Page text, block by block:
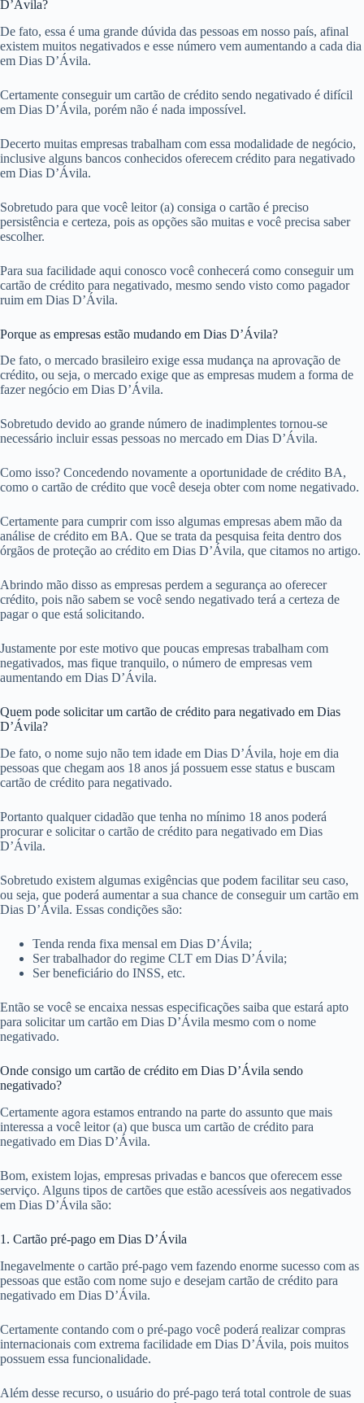
D’Ávila?
De fato, essa é uma grande dúvida das pessoas em nosso país, afinal
existem muitos negativados e esse número vem aumentando a cada dia
em Dias D’Ávila.
Certamente conseguir um cartão de crédito sendo negativado é difícil
em Dias D’Ávila, porém não é nada impossível.
Decerto muitas empresas trabalham com essa modalidade de negócio,
inclusive alguns bancos conhecidos oferecem crédito para negativado
em Dias D’Ávila.
Sobretudo para que você leitor (a) consiga o cartão é preciso
persistência e certeza, pois as opções são muitas e você precisa saber
escolher.
Para sua facilidade aqui conosco você conhecerá como conseguir um
cartão de crédito para negativado, mesmo sendo visto como pagador
ruim em Dias D’Ávila.
Porque as empresas estão mudando em Dias D’Ávila?
De fato, o mercado brasileiro exige essa mudança na aprovação de
crédito, ou seja, o mercado exige que as empresas mudem a forma de
fazer negócio em Dias D’Ávila.
Sobretudo devido ao grande número de inadimplentes tornou-se
necessário incluir essas pessoas no mercado em Dias D’Ávila.
Como isso? Concedendo novamente a oportunidade de crédito BA,
como o cartão de crédito que você deseja obter com nome negativado.
Certamente para cumprir com isso algumas empresas abem mão da
análise de crédito em BA. Que se trata da pesquisa feita dentro dos
órgãos de proteção ao crédito em Dias D’Ávila, que citamos no artigo.
Abrindo mão disso as empresas perdem a segurança ao oferecer
crédito, pois não sabem se você sendo negativado terá a certeza de
pagar o que está solicitando.
Justamente por este motivo que poucas empresas trabalham com
negativados, mas fique tranquilo, o número de empresas vem
aumentando em Dias D’Ávila.
Quem pode solicitar um cartão de crédito para negativado em Dias
D’Ávila?
De fato, o nome sujo não tem idade em Dias D’Ávila, hoje em dia
pessoas que chegam aos 18 anos já possuem esse status e buscam
cartão de crédito para negativado.
Portanto qualquer cidadão que tenha no mínimo 18 anos poderá
procurar e solicitar o cartão de crédito para negativado em Dias
D’Ávila.
Sobretudo existem algumas exigências que podem facilitar seu caso,
ou seja, que poderá aumentar a sua chance de conseguir um cartão em
Dias D’Ávila. Essas condições são:
Tenda renda fixa mensal em Dias D’Ávila;
Ser trabalhador do regime CLT em Dias D’Ávila;
Ser beneficiário do INSS, etc.
Então se você se encaixa nessas especificações saiba que estará apto
para solicitar um cartão em Dias D’Ávila mesmo com o nome
negativado.
Onde consigo um cartão de crédito em Dias D’Ávila sendo
negativado?
Certamente agora estamos entrando na parte do assunto que mais
interessa a você leitor (a) que busca um cartão de crédito para
negativado em Dias D’Ávila.
Bom, existem lojas, empresas privadas e bancos que oferecem esse
serviço. Alguns tipos de cartões que estão acessíveis aos negativados
em Dias D’Ávila são:
1. Cartão pré-pago em Dias D’Ávila
Inegavelmente o cartão pré-pago vem fazendo enorme sucesso com as
pessoas que estão com nome sujo e desejam cartão de crédito para
negativado em Dias D’Ávila.
Certamente contando com o pré-pago você poderá realizar compras
internacionais com extrema facilidade em Dias D’Ávila, pois muitos
possuem essa funcionalidade.
Além desse recurso, o usuário do pré-pago terá total controle de suas